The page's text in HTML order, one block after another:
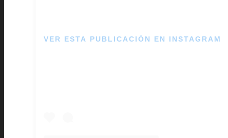
VER ESTA PUBLICACIÓN EN INSTAGRAM